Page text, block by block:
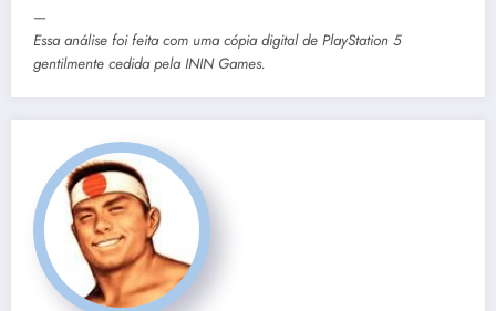
—
Essa análise foi feita com uma cópia digital de PlayStation 5
gentilmente cedida pelaININ Games.